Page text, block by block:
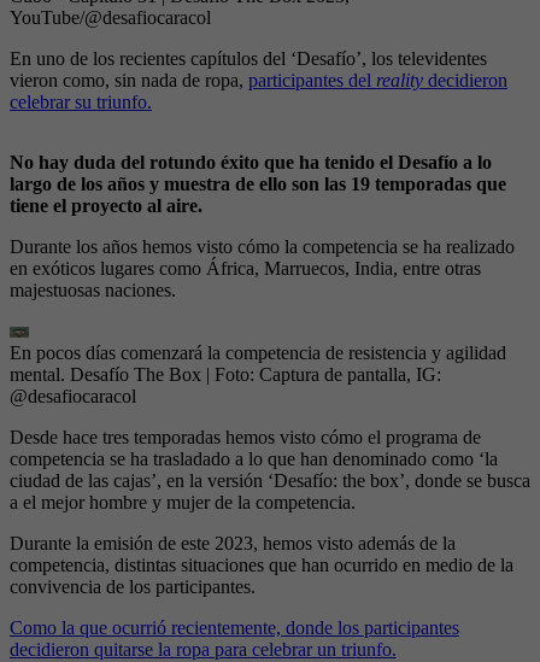
YouTube/@desafiocaracol
En uno de los recientes capítulos del ‘Desafío’, los televidentes
vieron como, sin nada de ropa, participantes del reality decidieron
celebrar su triunfo.
No hay duda del rotundo éxito que ha tenido el Desafío a lo
largo de los años y muestra de ello son las 19 temporadas que
tiene el proyecto al aire.
Durante los años hemos visto cómo la competencia se ha realizado
en exóticos lugares como África, Marruecos, India, entre otras
majestuosas naciones.
En pocos días comenzará la competencia de resistencia y agilidad
mental. Desafío The Box | Foto: Captura de pantalla, IG:
@desafiocaracol
Desde hace tres temporadas hemos visto cómo el programa de
competencia se ha trasladado a lo que han denominado como ‘la
ciudad de las cajas’, en la versión ‘Desafío: the box’, donde se busca
a el mejor hombre y mujer de la competencia.
Durante la emisión de este 2023, hemos visto además de la
competencia, distintas situaciones que han ocurrido en medio de la
convivencia de los participantes.
Como la que ocurrió recientemente, donde los participantes
decidieron quitarse la ropa para celebrar un triunfo.